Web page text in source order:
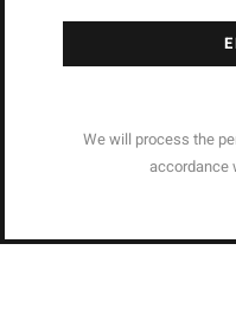
We will process the
accordance